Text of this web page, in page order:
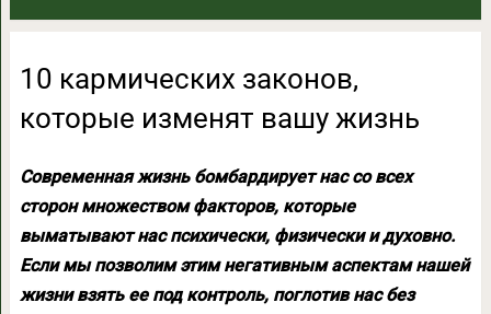
10 кармических законов,
которые изменят вашу жизнь
Современная жизнь бомбардирует нас со всех
сторон множеством факторов, которые
выматывают нас психически, физически и духовно.
Если мы позволим этим негативным аспектам нашей
жизни взять ее под контроль, поглотив нас без